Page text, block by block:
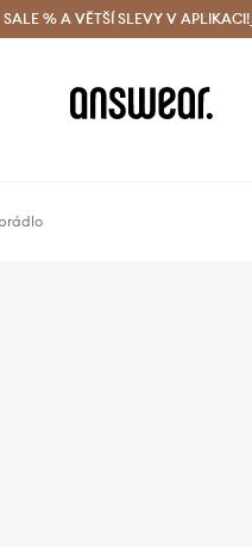
Kč) Doručení i do 24 h
SALE % A VĚTŠÍ SLEVY V APLIKACI!